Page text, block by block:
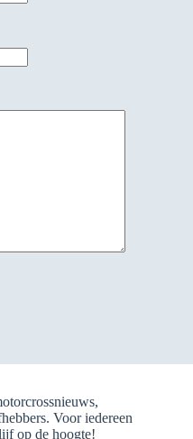
Voor iedereen
op de hoogte!